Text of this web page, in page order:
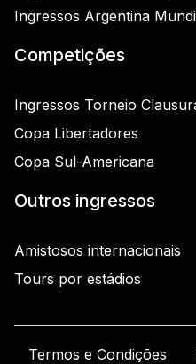
Ingressos Argentina
Competições
Ingressos Torneio
Copa Libertadores
Copa Sul-Americana
Outros ingressos
Amistosos internacionais
Tours por estádios
Termos e Condições